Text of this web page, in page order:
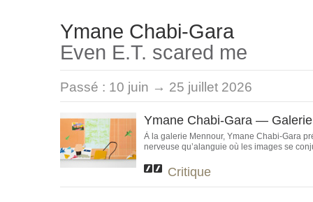
Ymane Chabi-Gara
Even E.T. scared me
Passé : 10 juin → 25 juillet 2026
Ymane Chabi-Gara —
À la galerie Mennour, Ymane Chabi-Gara
nerveuse qu’alanguie où les images se
Critique